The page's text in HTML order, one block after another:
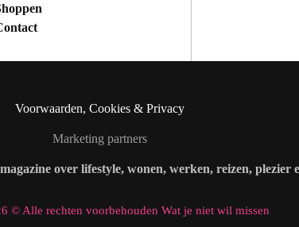
Voorwaarden, Cookies & Privacy
Marketing partners
over lifestyle, wonen, werken, reizen, plezier
© Alle rechten voorbehouden Wat je niet wil missen